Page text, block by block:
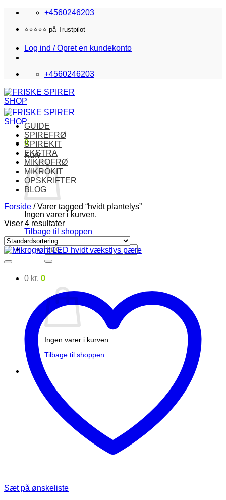
Fortsæt
indhold
+4560246203
⭐️⭐️⭐️⭐️⭐️ på Trustpilot
Log ind / Opret en kundekonto
+4560246203
0
Kurv
Ingen varer i kurven.
Tilbage til shoppen
Søg
efter:
0 kr. 0
Ingen varer i kurven.
Tilbage til shoppen
GUIDE
SPIREFRØ
SPIREKIT
EKSTRA
MIKROFRØ
MIKROKIT
OPSKRIFTER
BLOG
Forside /Varer tagged “hvidt plantelys”
Viser 4 resultater
Sæt på ønskeliste